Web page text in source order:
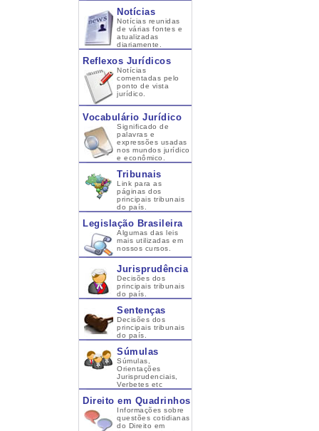
Notícias
Notícias reunidas
de várias fontes e
atualizadas
diariamente.
Reflexos Jurídicos
Notícias
comentadas pelo
ponto de vista
jurídico.
Vocabulário Jurídico
Significado de
palavras e
expressões usadas
nos mundos jurídico
e econômico.
Tribunais
Link para as
páginas dos
principais tribunais
do país.
Legislação Brasileira
Algumas das leis
mais utilizadas em
nossos cursos.
Jurisprudência
Decisões dos
principais tribunais
do país.
Sentenças
Decisões dos
principais tribunais
do país.
Súmulas
Súmulas,
Orientações
Jurisprudenciais,
Verbetes etc
Direito em Quadrinhos
Informações sobre
questões cotidianas
do Direito em